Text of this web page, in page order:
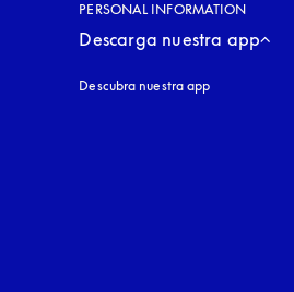
PERSONAL INFORMATION
Descarga nuestra app
Descubra nuestra app